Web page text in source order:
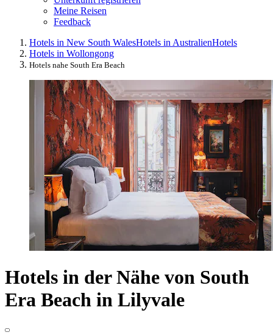
Meine Reisen
Feedback
Hotels in New South WalesHotels in AustralienHotels
Hotels in Wollongong
Hotels nahe South Era Beach
Hotels in der Nähe von South
Era Beach in Lilyvale